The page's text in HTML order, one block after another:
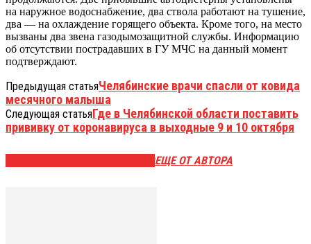
на наружное водоснабжение, два ствола работают на тушение,
два — на охлаждение горящего объекта. Кроме того, на место
вызваны два звена газодымозащитной службы. Информацию
об отсутствии пострадавших в ГУ МЧС на данный момент
подтверждают.
Предыдущая статьяЧелябинские врачи спасли от ковида
месячного малыша
Следующая статьяГде в Челябинской области поставить
прививку от коронавируса в выходные 9 и 10 октября
ЕЩЕ ОТ АВТОРА